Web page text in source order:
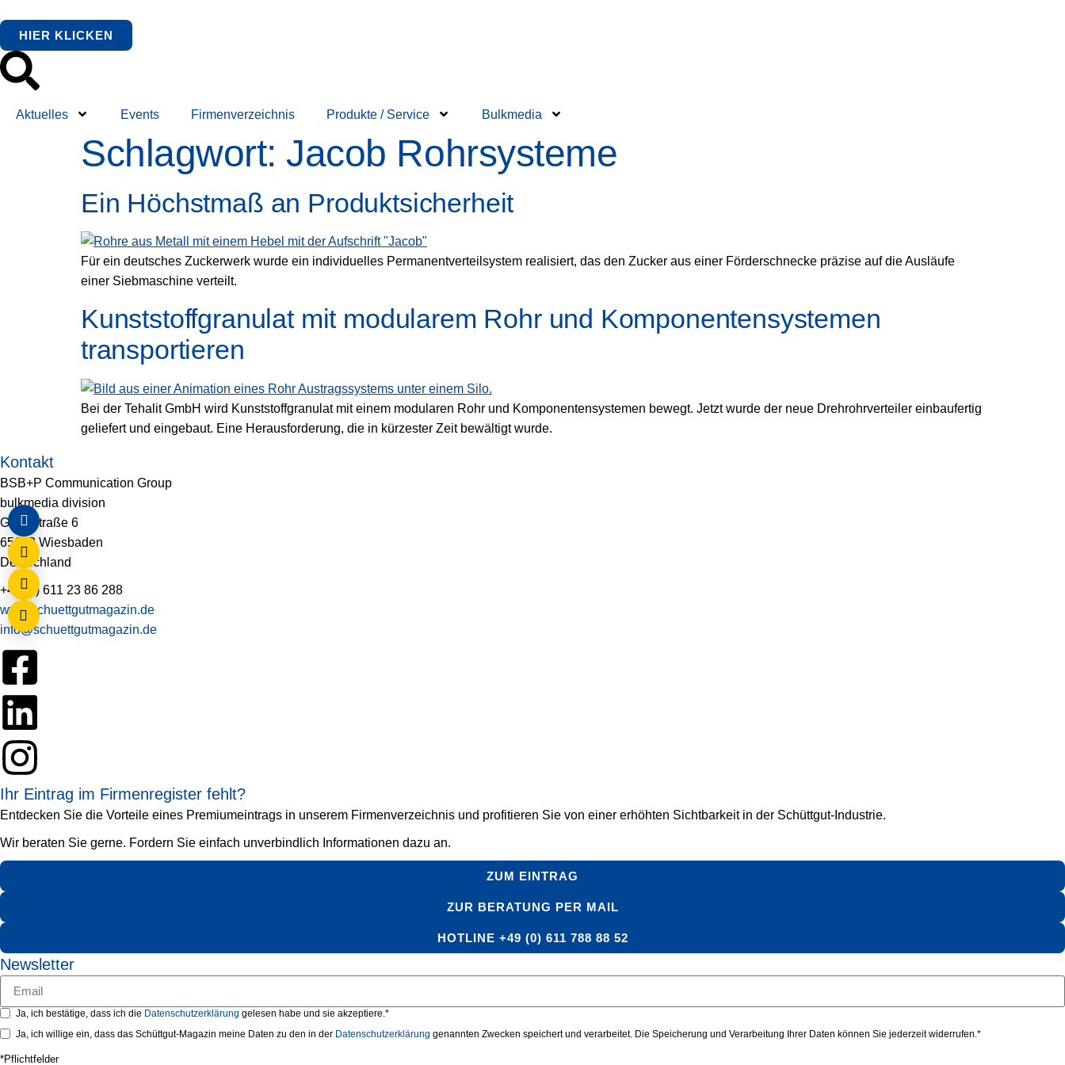
springen
HIER KLICKEN
Aktuelles Events Firmenverzeichnis Produkte / Service Bulkmedia
Schlagwort: Jacob Rohrsysteme
Ein Höchstmaß an Produktsicherheit
Für ein deutsches Zuckerwerk wurde ein individuelles Permanentverteilsystem realisiert, das den Zucker aus einer Förderschnecke präzise auf die Ausläufe
einer Siebmaschine verteilt.
Kunststoffgranulat mit modularem Rohr und Komponentensystemen
transportieren
Bei der Tehalit GmbH wird Kunststoffgranulat mit einem modularen Rohr und Komponentensystemen bewegt. Jetzt wurde der neue Drehrohrverteiler einbaufertig
geliefert und eingebaut. Eine Herausforderung, die in kürzester Zeit bewältigt wurde.
Kontakt
BSB+P Communication Group
bulkmedia division
Gluckstraße 6
65193 Wiesbaden
Deutschland
+49 (0) 611 23 86 288
www.schuettgutmagazin.de
info@schuettgutmagazin.de
Ihr Eintrag im Firmenregister fehlt?
Entdecken Sie die Vorteile eines Premiumeintrags in unserem Firmenverzeichnis und profitieren Sie von einer erhöhten Sichtbarkeit in der Schüttgut-Industrie.
Wir beraten Sie gerne. Fordern Sie einfach unverbindlich Informationen dazu an.
ZUM EINTRAG
ZUR BERATUNG PER MAIL
HOTLINE +49 (0) 611 788 88 52
Newsletter
Ja, ich bestätige, dass ich die Datenschutzerklärung gelesen habe und sie akzeptiere.*
Ja, ich willige ein, dass das Schüttgut-Magazin meine Daten zu den in der Datenschutzerklärung genannten Zwecken speichert und verarbeitet. Die Speicherung und Verarbeitung Ihrer Daten können Sie jederzeit widerrufen.*
*Pflichtfelder